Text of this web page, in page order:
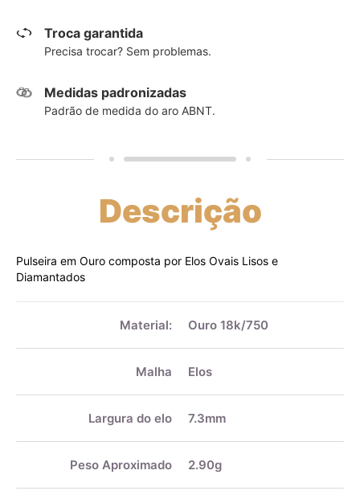
Troca garantida
Precisa trocar? Sem problemas.
Medidas padronizadas
Padrão de medida do aro ABNT.
Descrição
Pulseira em Ouro composta por Elos Ovais Lisos e
Diamantados
Material: Ouro 18k/750
Malha Elos
Largura do elo 7.3mm
Peso Aproximado 2.90g